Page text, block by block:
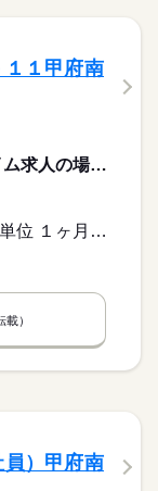
１甲府南
210,000円〜280,000円 ※フルタイム求人の場合は月額（換算額）、パート求人の場合は時間額を表示しています。
変形労働時間制 変形労働時間制の単位 １ヶ月単位 又は 6時00分〜22時00分の時間の間の8時間 就業時間に関する特記事項 シフト制
載）
）甲府南